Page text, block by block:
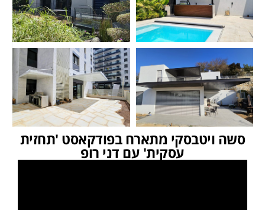
סשה ויטבסקי מתארח בפודקאסט 'תחזית
עסקית' עם דני רופ